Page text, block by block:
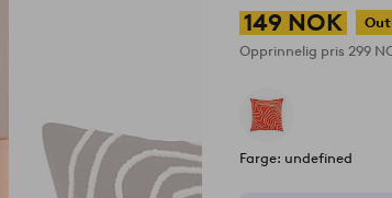
149 NOK
Opprinnelig pris 299
Farge: undefined